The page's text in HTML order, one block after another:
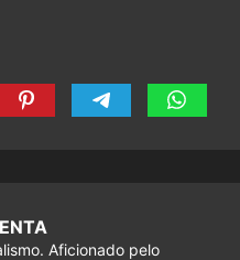
Aficionado pelo